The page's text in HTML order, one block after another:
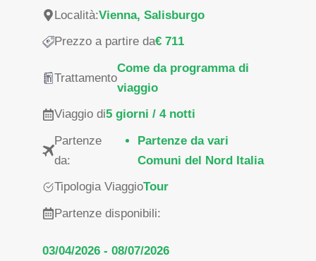
Località:Vienna, Salisburgo
Prezzo a partire da€ 711
Trattamento
Come da programma di
viaggio
Viaggio di5 giorni / 4 notti
Partenze
da:
Partenze da vari
Comuni del Nord Italia
Tipologia ViaggioTour
Partenze disponibili:
03/04/2026 - 08/07/2026